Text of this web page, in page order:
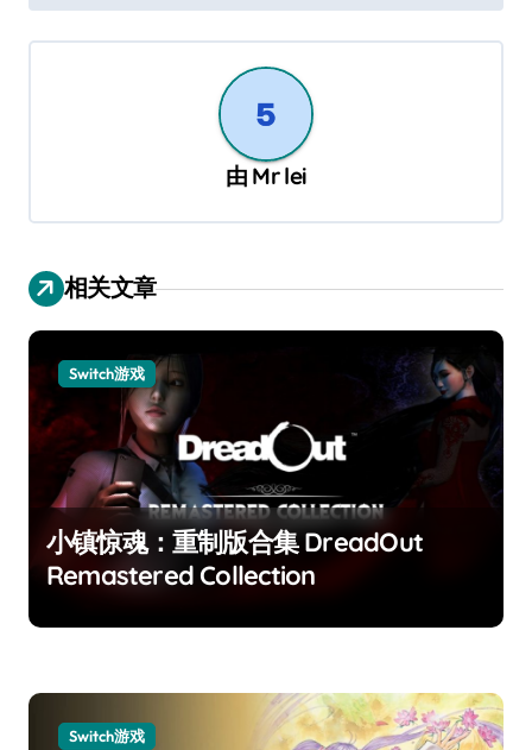
导
由 Mr lei
相关文章
Switch游戏
小镇惊魂：重制版合集 DreadOut
Remastered Collection
Switch游戏